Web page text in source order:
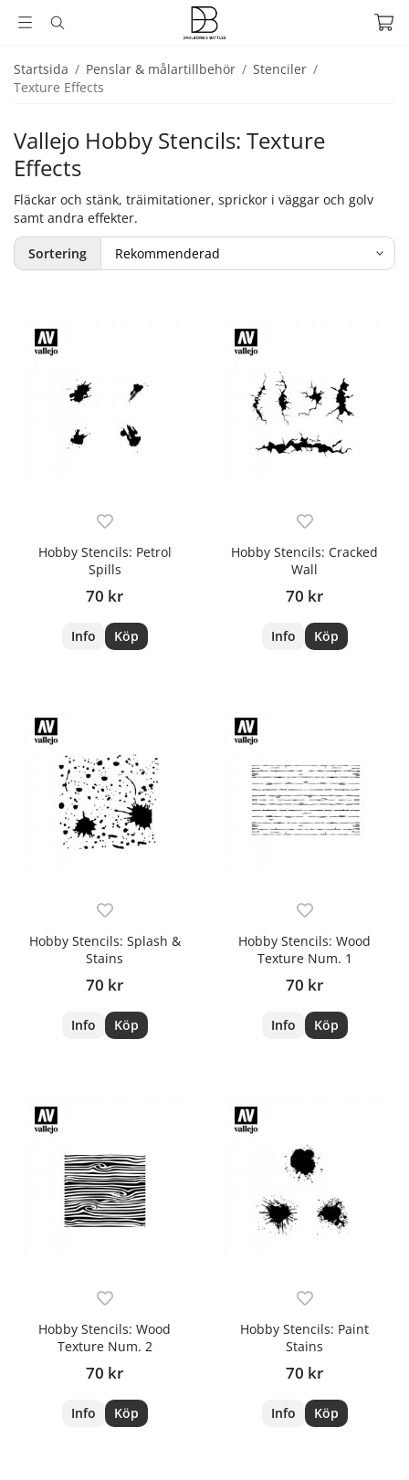
Startsida / Penslar & målartillbehör / Stenciler /
Texture Effects
Vallejo Hobby Stencils: Texture
Effects
Fläckar och stänk, träimitationer, sprickor i väggar och golv
samt andra effekter.
Sortering
Hobby Stencils: Petrol
Spills
70 kr
Info Köp
Hobby Stencils: Cracked
Wall
70 kr
Info Köp
Hobby Stencils: Splash &
Stains
70 kr
Info Köp
Hobby Stencils: Wood
Texture Num. 1
70 kr
Info Köp
Hobby Stencils: Wood
Texture Num. 2
70 kr
Info Köp
Hobby Stencils: Paint
Stains
70 kr
Info Köp